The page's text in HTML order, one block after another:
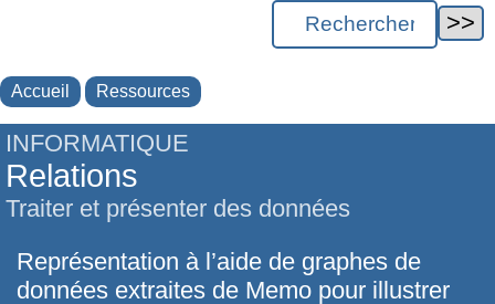
Accueil Ressources
INFORMATIQUE
Relations
Traiter et présenter des données
Représentation à l’aide de graphes de
données extraites de Memo pour illustrer